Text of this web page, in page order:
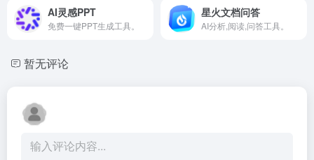
AI灵感PPT
免费一键PPT生成工具。
星火文档问答
AI分析,阅读,问答工具。
暂无评论